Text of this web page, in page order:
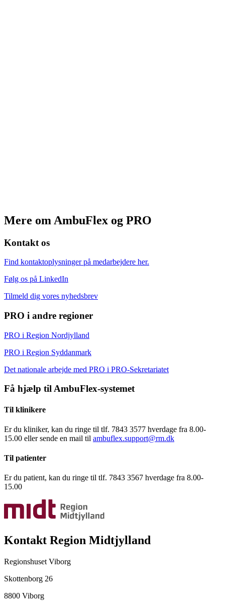
Mere om AmbuFlex og PRO
Kontakt os
Find kontaktoplysninger på medarbejdere her.
Følg os på LinkedIn
Tilmeld dig vores nyhedsbrev
PRO i andre regioner
PRO i Region Nordjylland
PRO i Region Syddanmark
Det nationale arbejde med PRO i PRO-Sekretariatet
Få hjælp til AmbuFlex-systemet
Til klinikere
Er du kliniker, kan du ringe til tlf. 7843 3577 hverdage fra 8.00-
15.00 eller sende en mail til ambuflex.support@rm.dk
Til patienter
Er du patient, kan du ringe til tlf. 7843 3567 hverdage fra 8.00-
15.00
Kontakt Region Midtjylland
Regionshuset Viborg
Skottenborg 26
8800 Viborg